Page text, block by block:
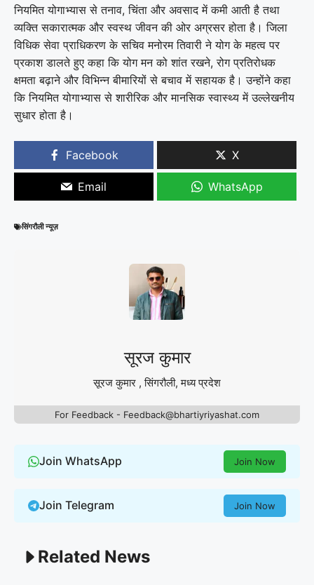
नियमित योगाभ्यास से तनाव, चिंता और अवसाद में कमी आती है तथा
व्यक्ति सकारात्मक और स्वस्थ जीवन की ओर अग्रसर होता है। जिला
विधिक सेवा प्राधिकरण के सचिव मनोरम तिवारी ने योग के महत्व पर
प्रकाश डालते हुए कहा कि योग मन को शांत रखने, रोग प्रतिरोधक
क्षमता बढ़ाने और विभिन्न बीमारियों से बचाव में सहायक है। उन्होंने कहा
कि नियमित योगाभ्यास से शारीरिक और मानसिक स्वास्थ्य में उल्लेखनीय
सुधार होता है।
Facebook X
Email WhatsApp
सिंगरौली न्यूज़
सूरज कुमार
सूरज कुमार , सिंगरौली, मध्य प्रदेश
For Feedback - Feedback@bhartiyriyashat.com
Join WhatsApp Join Now
Join Telegram Join Now
Related News